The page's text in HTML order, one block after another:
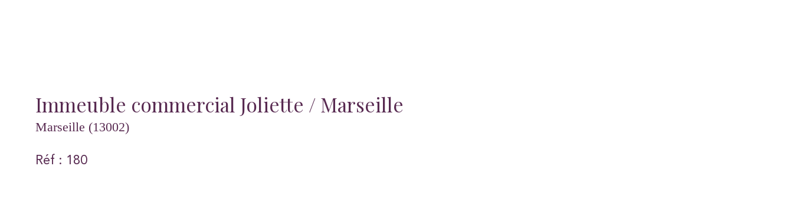
Immeuble commercial Joliette / Marseille
Marseille (13002)
Réf : 180